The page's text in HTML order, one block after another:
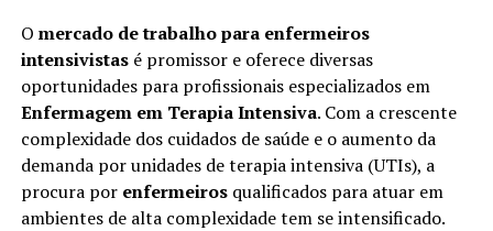
O mercado de trabalho para enfermeiros
intensivistasé promissor e oferece diversas
oportunidades para profissionais especializados em
Enfermagem em Terapia Intensiva. Com a crescente
complexidade dos cuidados de saúde e o aumento da
demanda por unidades de terapia intensiva (UTIs), a
procura por enfermeirosqualificados para atuar em
ambientes de alta complexidade tem se intensificado.